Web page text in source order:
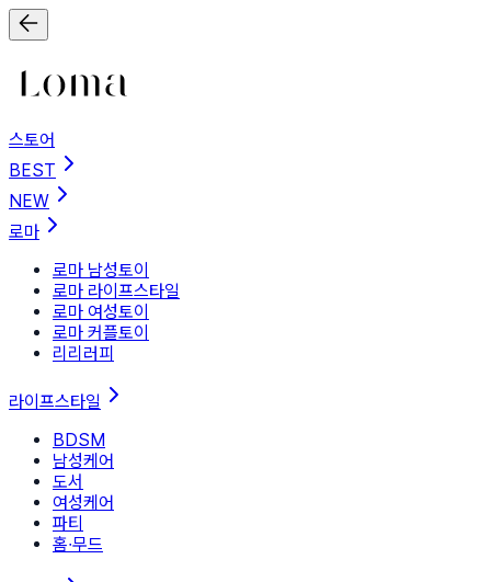
스토어
BEST
NEW
로마
로마 남성토이
로마 라이프스타일
로마 여성토이
로마 커플토이
리리러피
라이프스타일
BDSM
남성케어
도서
여성케어
파티
홈∙무드